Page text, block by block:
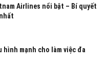
Airlines nổi bật – Bí quyết
hình mạnh cho làm việc đa